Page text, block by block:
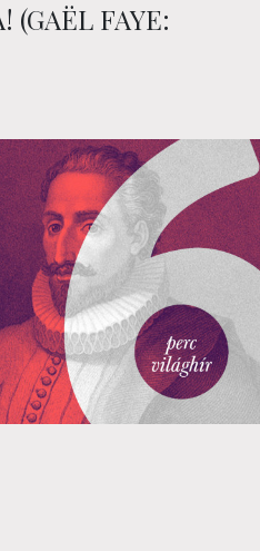
(GAËL FAYE: